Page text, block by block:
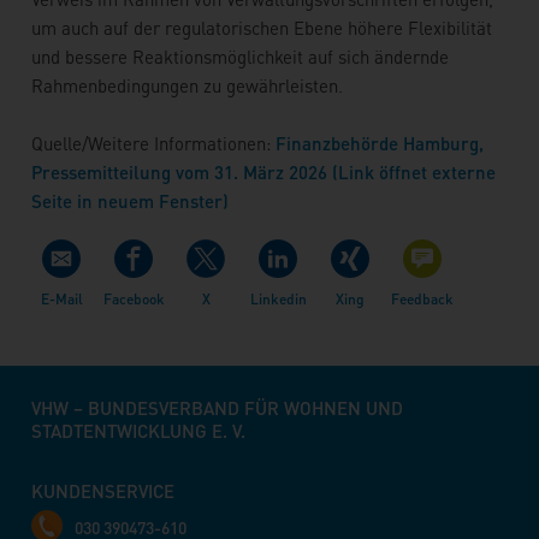
um auch auf der regulatorischen Ebene höhere Flexibilität
und bessere Reaktionsmöglichkeit auf sich ändernde
Rahmenbedingungen zu gewährleisten.
Quelle/Weitere Informationen: Finanzbehörde Hamburg,
Pressemitteilung vom 31. März 2026 (Link öffnet externe
Seite in neuem Fenster)
VHW – BUNDESVERBAND FÜR WOHNEN UND
STADTENTWICKLUNG E. V.
KUNDENSERVICE
030 390473-610